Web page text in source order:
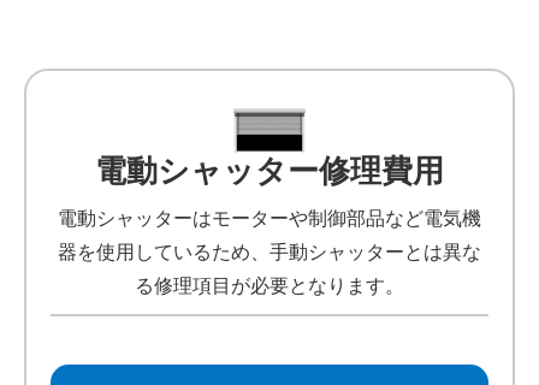
電動シャッター修理費用
電動シャッターはモーターや制御部品など電気機
器を使用しているため、手動シャッターとは異な
る修理項目が必要となります。